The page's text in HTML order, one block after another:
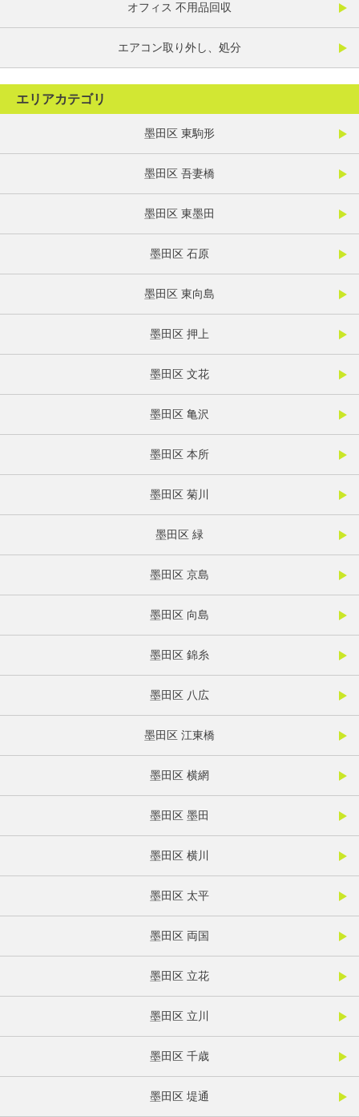
オフィス 不用品回収
エアコン取り外し、処分
エリアカテゴリ
墨田区 東駒形
墨田区 吾妻橋
墨田区 東墨田
墨田区 石原
墨田区 東向島
墨田区 押上
墨田区 文花
墨田区 亀沢
墨田区 本所
墨田区 菊川
墨田区 緑
墨田区 京島
墨田区 向島
墨田区 錦糸
墨田区 八広
墨田区 江東橋
墨田区 横網
墨田区 墨田
墨田区 横川
墨田区 太平
墨田区 両国
墨田区 立花
墨田区 立川
墨田区 千歳
墨田区 堤通